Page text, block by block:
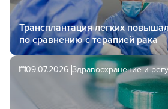
Трансплантация легких
по сравнению с терапией рака
09.07.2026 Здравоохранение и